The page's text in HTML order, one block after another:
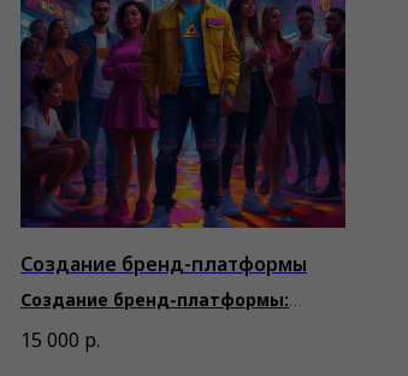
Создание бренд-платформы
Создание бренд-платформы:
15 000 р.